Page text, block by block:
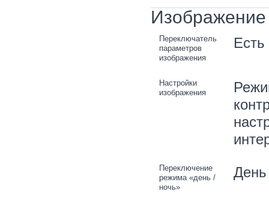
Изображение
Переключатель
параметров
изображения
Есть
Настройки
изображения
Переключение
режима «день /
ночь»